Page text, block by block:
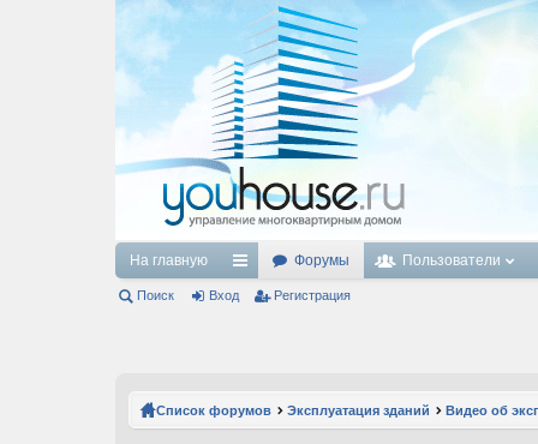
На главную
с
и
Форумы Пользователи
Поиск Вход Регистрация
Список форумов Эксплуатация зданий Видео об